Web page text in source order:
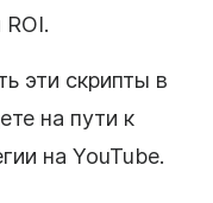
эти скрипты в
на пути к
на YouTube.